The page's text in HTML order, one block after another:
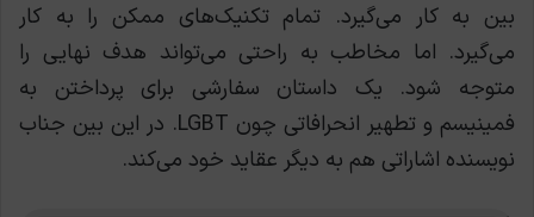
بین به کار می‌گیرد. تمام تکنیک‌های ممکن را به کار
می‌گیرد. اما مخاطب به راحتی می‌تواند هدف نهایی را
متوجه شود. یک داستان سفارشی برای پرداختن به
فمينيسم و تطهیر انحرافاتی چون LGBT. در این بین جناب
نویسنده اشاراتی هم به دیگر عقاید خود می‌کند.